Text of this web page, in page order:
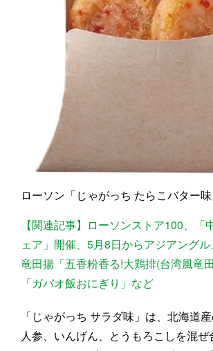
ローソン「じゃがっち たらこバター
【関連記事】ローソンストア100、「
ェア」開催、5月8日からアジアング
竜田揚「五香粉香る!大鶏排(台湾風竜
「ガパオ飯おにぎり」など
「じゃがっち サラダ味」は、北海道産
人参、いんげん、とうもろこしを混